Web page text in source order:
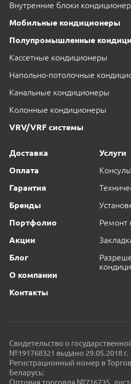
Внутренние блоки
Мобильные кондиционеры
Полупромышленные
Кассетные кондиционеры
Напольно-потолочные
Канальные кондиционеры
Колонные кондиционеры
VRV/VRF системы
Доставка
Оплата
Гарантия
Бренды
Портфолио
Акции
Блог
О компании
Контакты
Услуги
Ремонт
Свидетельство о
№191768321 выдано 29.05.2018 г.
Регистрационный номер в
Беларусь:
Оптовая торговля №716735,